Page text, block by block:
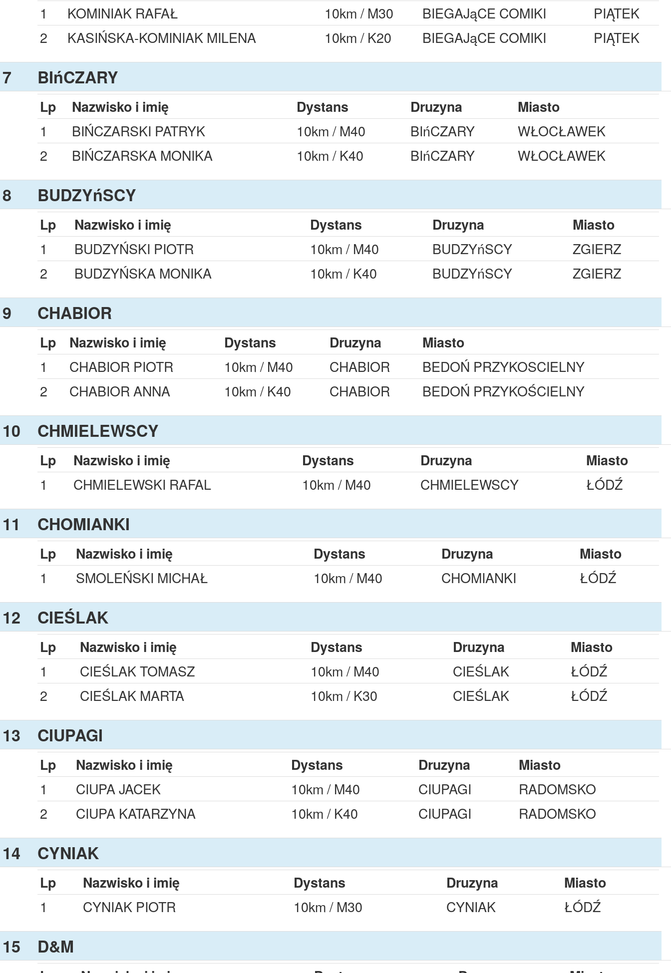
1 KOMINIAK RAFAŁ 10km / M30 BIEGAJąCE COMIKI
PIĄTEK
2
KASIŃSKA-KOMINIAK MILENA 10km / K20 BIEGAJąCE COMIKI PIĄTEK
7 BIńCZARY
Lp Nazwisko i imię Dystans Druzyna Miasto
1 BIŃCZARSKI PATRYK 10km / M40 BIńCZARY
WŁOCŁAWEK
2
BIŃCZARSKA MONIKA 10km / K40 BIńCZARY WŁOCŁAWEK
8 BUDZYńSCY
Lp Nazwisko i imię Dystans Druzyna Miasto
1 BUDZYŃSKI PIOTR 10km / M40 BUDZYńSCY
ZGIERZ
2
BUDZYŃSKA MONIKA 10km / K40 BUDZYńSCY ZGIERZ
9 CHABIOR
Lp Nazwisko i imię Dystans Druzyna Miasto
1 CHABIOR PIOTR 10km / M40 CHABIOR
BEDOŃ PRZYKOSCIELNY
2
CHABIOR ANNA 10km / K40 CHABIOR BEDOŃ PRZYKOŚCIELNY
10 CHMIELEWSCY
Lp Nazwisko i imię Dystans Druzyna Miasto
1 CHMIELEWSKI RAFAL 10km / M40 CHMIELEWSCY ŁÓDŹ
11 CHOMIANKI
Lp Nazwisko i imię Dystans Druzyna Miasto
1 SMOLEŃSKI MICHAŁ 10km / M40 CHOMIANKI ŁÓDŹ
12 CIEŚLAK
Lp Nazwisko i imię Dystans Druzyna Miasto
1 CIEŚLAK TOMASZ 10km / M40 CIEŚLAK
ŁÓDŹ
2
CIEŚLAK MARTA 10km / K30 CIEŚLAK ŁÓDŹ
13 CIUPAGI
Lp Nazwisko i imię Dystans Druzyna Miasto
1 CIUPA JACEK 10km / M40 CIUPAGI
RADOMSKO
2
CIUPA KATARZYNA 10km / K40 CIUPAGI RADOMSKO
14 CYNIAK
Lp Nazwisko i imię Dystans Druzyna Miasto
1 CYNIAK PIOTR 10km / M30 CYNIAK ŁÓDŹ
15 D&M